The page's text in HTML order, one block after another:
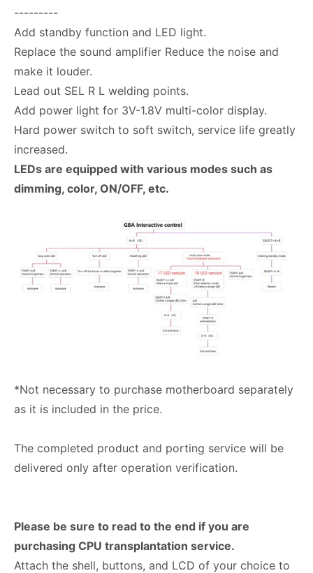
---------
Add standby function and LED light.
Replace the sound amplifier Reduce the noise and
make it louder.
Lead out SEL R L welding points.
Add power light for 3V-1.8V multi-color display.
Hard power switch to soft switch, service life greatly
increased.
LEDs are equipped with various modes such as
dimming, color, ON/OFF, etc.
*Not necessary to purchase motherboard separately
as it is included in the price.
The completed product and porting service will be
delivered only after operation verification.
Please be sure to read to the end if you are
purchasing CPU transplantation service.
Attach the shell, buttons, and LCD of your choice to